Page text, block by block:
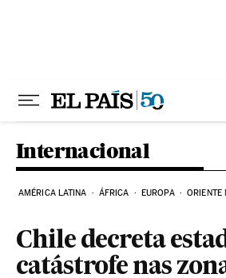
Internacional
AMÉRICA LATINA ÁFRICA EUROPA ORIENTE
Chile decreta
catástrofe nas